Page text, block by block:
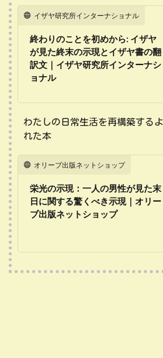
イザヤ研究所インターナショナル
終わりのことを初めから: イザヤ
が見た終末の示現とイザヤ書の翻
訳文｜イザヤ研究所インターナシ
ョナル
わたしの日常生活を再構築する
れた本
オリーブ出版ネットショップ
栄光の示現：一人の男性が見た末
日に関する驚くべき示現｜オリー
ブ出版ネットショップ